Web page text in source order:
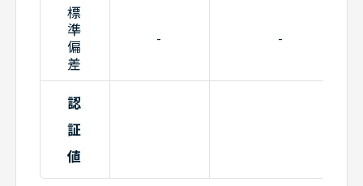
標
準
偏
差
- -
認
証
値